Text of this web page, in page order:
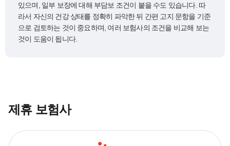
있으며, 일부 보장에 대해 부담보 조건이 붙을 수도 있습니다. 따
라서 자신의 건강 상태를 정확히 파악한 뒤 간편 고지 문항을 기준
으로 검토하는 것이 중요하며, 여러 보험사의 조건을 비교해 보는
것이 도움이 됩니다.
제휴 보험사